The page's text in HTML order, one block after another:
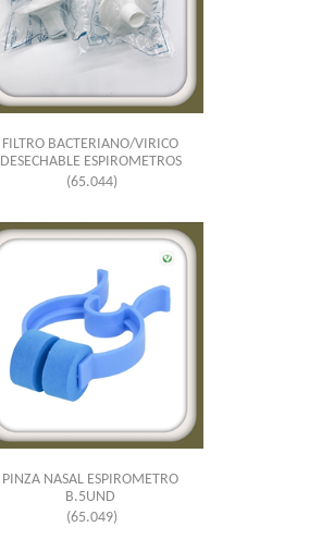
FILTRO BACTERIANO/VIRICO
DESECHABLE ESPIROMETROS
(65.044)
PINZA NASAL ESPIROMETRO
B.5UND
(65.049)